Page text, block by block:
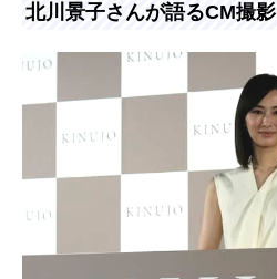
北川景子さんが語るCM撮影